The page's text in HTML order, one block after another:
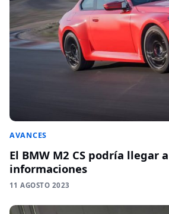
AVANCES
El BMW M2 CS podría llegar
informaciones
11 AGOSTO 2023